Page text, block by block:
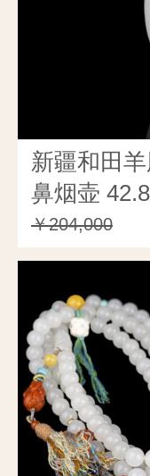
新疆和田
鼻烟壶
￥204,000